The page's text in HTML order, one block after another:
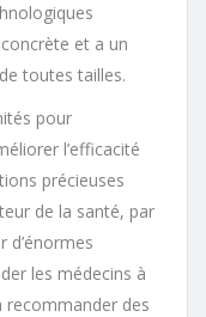
et a un
toutes tailles.
pour
l’efficacité
précieuses
de la santé, par
d’énormes
les médecins à
recommander des